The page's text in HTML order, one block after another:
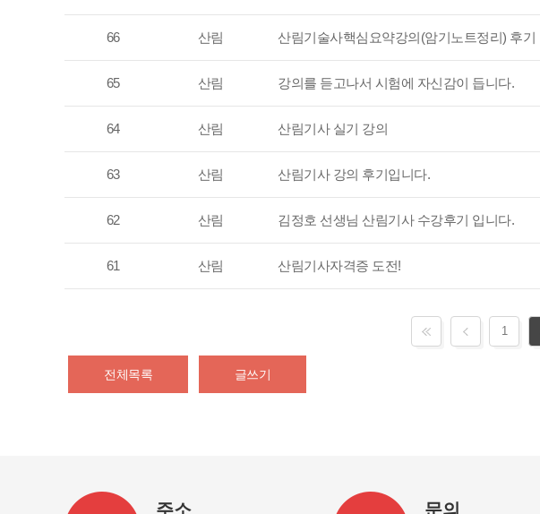
66 산림 산림기술사핵심요약강의(암기노트정리) 후기
65 산림 강의를 듣고나서 시험에 자신감이 듭니다.
64 산림 산림기사 실기 강의
63 산림 산림기사 강의 후기입니다.
62 산림 김정호 선생님 산림기사 수강후기 입니다.
61 산림 산림기사자격증 도전!
1
전체목록 글쓰기
주소 문의